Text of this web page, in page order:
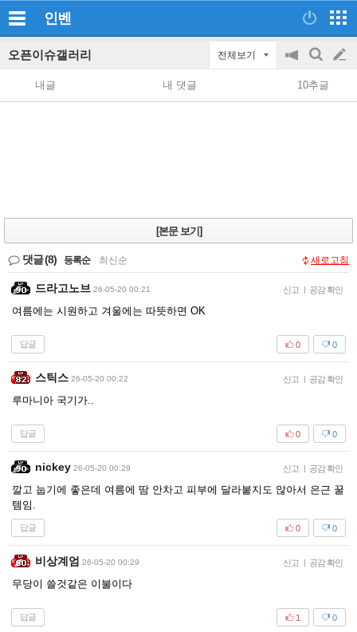
인벤
오픈이슈갤러리 전체보기
공
지
on/off
검
색
글
쓰
내글 내 댓글 10추글
[본문 보기]
댓글(8) 등록순 최신순 새로고침
드라고노브 26-05-20 00:21 신고 | 공감 확인
여름에는 시원하고 겨울에는 따뜻하면 OK
답글 0
0
스틱스 26-05-20 00:22 신고 | 공감 확인
루마니아 국기가..
답글 0
0
nickey 26-05-20 00:29 신고 | 공감 확인
깔고 눕기에 좋은데 여름에 땀 안차고 피부에 달라붙지도 않아서 은근 꿀
템임.
답글 0
0
비상계엄 26-05-20 00:29 신고 | 공감 확인
무당이 쓸것같은 이불이다
답글 0
1